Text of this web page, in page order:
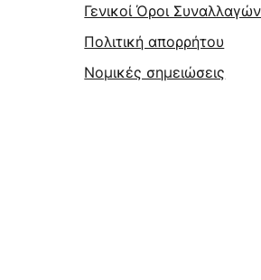
Γενικοί Όροι Συναλλαγών
Πολιτική απορρήτου
Νομικές σημειώσεις